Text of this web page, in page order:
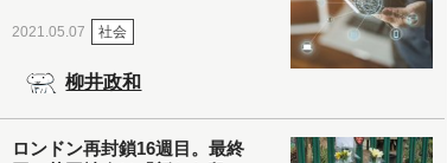
2021.05.07 社会
柳井政和
ロンドン再封鎖16週目。最終